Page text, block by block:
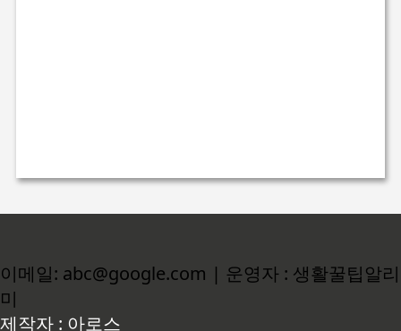
이메일: abc@google.com | 운영자 : 생활꿀팁알리
미
제작자 : 아로스